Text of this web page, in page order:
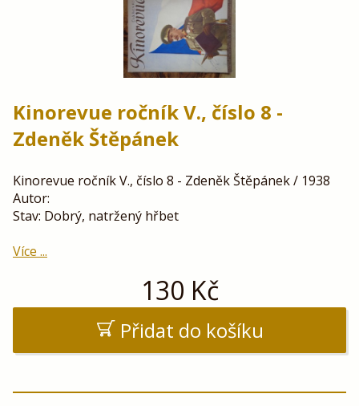
Kinorevue ročník V., číslo 8 -
Zdeněk Štěpánek
Kinorevue ročník V., číslo 8 - Zdeněk Štěpánek / 1938
Autor:
Stav: Dobrý, natržený hřbet
Více ...
130 Kč
Přidat do košíku